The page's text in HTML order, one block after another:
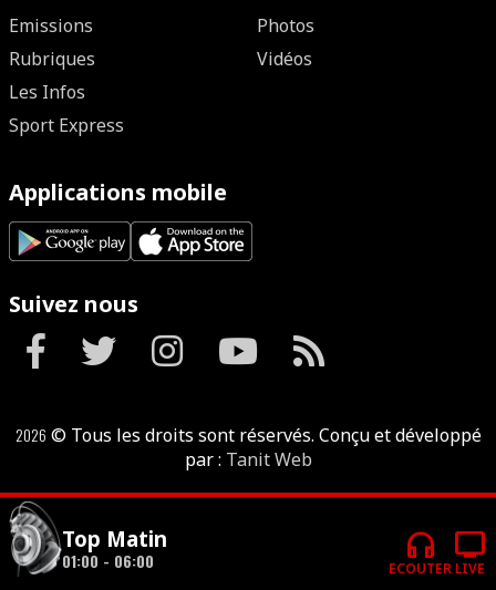
Emissions
Rubriques
Les Infos
Sport Express
Photos
Vidéos
Applications mobile
Suivez nous
2026 © Tous les droits sont réservés. Conçu et développé
par : Tanit Web
Top Matin
01:00 - 06:00 headphones
ECOUTER
tv
LIVE